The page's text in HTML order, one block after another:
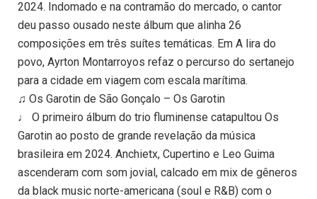
2024. Indomado e na contramão do mercado, o cantor
deu passo ousado neste álbum que alinha 26
composições em três suítes temáticas. Em A lira do
povo, Ayrton Montarroyos refaz o percurso do sertanejo
para a cidade em viagem com escala marítima.
♫ Os Garotin de São Gonçalo – Os Garotin
♩ O primeiro álbum do trio fluminense catapultou Os
Garotin ao posto de grande revelação da música
brasileira em 2024. Anchietx, Cupertino e Leo Guima
ascenderam com som jovial, calcado em mix de gêneros
da black music norte-americana (soul e R&B) com o